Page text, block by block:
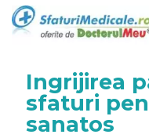
Ingrijirea
sfaturi
sanatos